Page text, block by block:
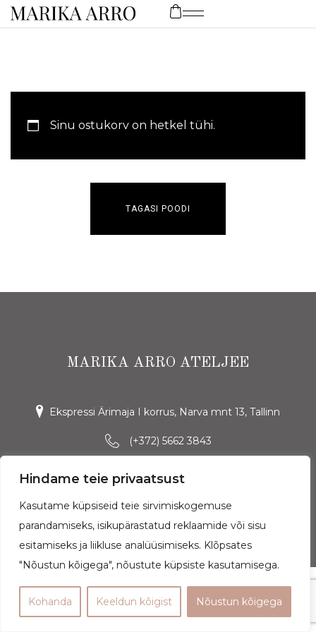
Hindame teie privaatsust
Kasutame küpsiseid teie sirvimiskogemuse
parandamiseks, isikupärastatud reklaamide või sisu
esitamiseks ja liikluse analüüsimiseks. Klõpsates
"Nõustun kõigega", nõustute küpsiste kasutamisega.
Kohanda Keeldun kõigist Nõustun kõigega
Sinu ostukorv on hetkel tühi.
TAGASI POODI
MARIKA ARRO ATELJEE
Ekspressi Ärimaja I korrus, Narva mnt 13, Tallinn
(+372) 5662 3843